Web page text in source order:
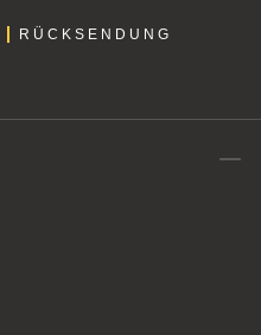
RÜCKSENDUNG